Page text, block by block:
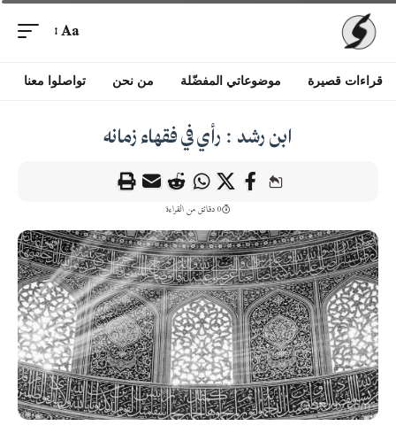
Aa
قراءات قصيرة موضوعاتي المفضّلة من نحن تواصلوا معنا
ابن رشد : رأي في فقهاء زمانه
0 دقائق من القراءة